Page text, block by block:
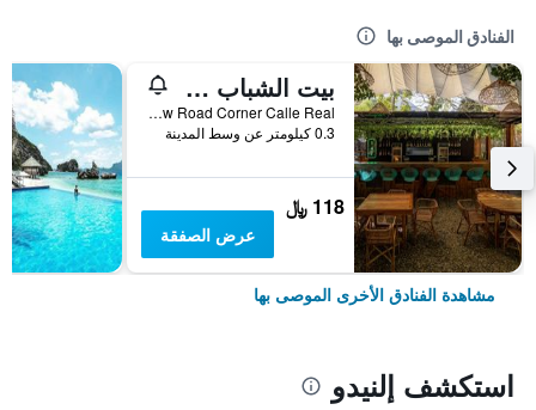
الفنادق الموصى بها
بيت الشباب سبين ديزاينر - ايل نيدو
Balinsasayaw Road Corner Calle Real, إلنيدو, الفلبين
0.3 كيلومتر عن وسط المدينة
118 ﷼
عرض الصفقة
مشاهدة الفنادق الأخرى الموصى بها
استكشف إلنيدو